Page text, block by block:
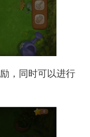
，同时可以进行